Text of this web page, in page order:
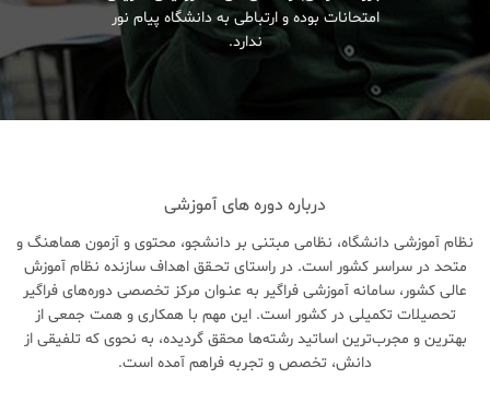
امتحانات بوده و ارتباطی به دانشگاه پیام نور
ندارد.
درباره دوره های آموزشی
نظام آموزشی دانشگاه، نظامی مبتنی بر دانشجو، محتوی و آزمون هماهنگ و
متحد در سراسر کشور است. در راستای تحـقق اهداف سازنده نظام آموزش
عالی کشور، سامانه آموزشی فراگیر به عنـوان مرکز تخصصی دوره‌های فراگیر
تحصیلات تکمیلی در کشور است. این مهم با همکاری و همت جمعی از
بهترین و مجرب‌ترین اساتید رشته‌ها محقق گردیده، به نحوی که تلفیقی از
دانش، تخصص و تجربه فراهم آمده است.